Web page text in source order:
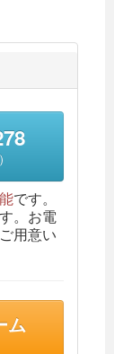
です。
。お電
用意い
ム